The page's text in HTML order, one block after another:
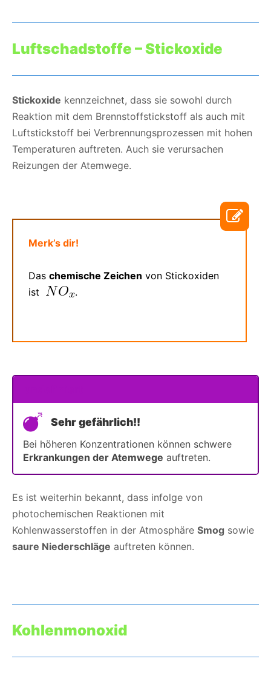
Luftschadstoffe –Stickoxide
Stickoxide kennzeichnet, dass sie sowohl durch
Reaktion mit dem Brennstoffstickstoff als auch mit
Luftstickstoff bei Verbrennungsprozessen mit hohen
Temperaturen auftreten. Auch sie verursachen
Reizungen der Atemwege.
Merk’s dir!
Das chemische Zeichen von Stickoxiden
ist
.
Sehr gefährlich!!
Bei höheren Konzentrationen können schwere
Erkrankungen der Atemwege auftreten.
Es ist weiterhin bekannt, dass infolge von
photochemischen Reaktionen mit
Kohlenwasserstoffen in der Atmosphäre Smog sowie
saure Niederschläge auftreten können.
Kohlenmonoxid